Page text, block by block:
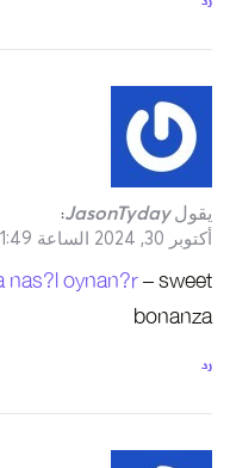
sweet